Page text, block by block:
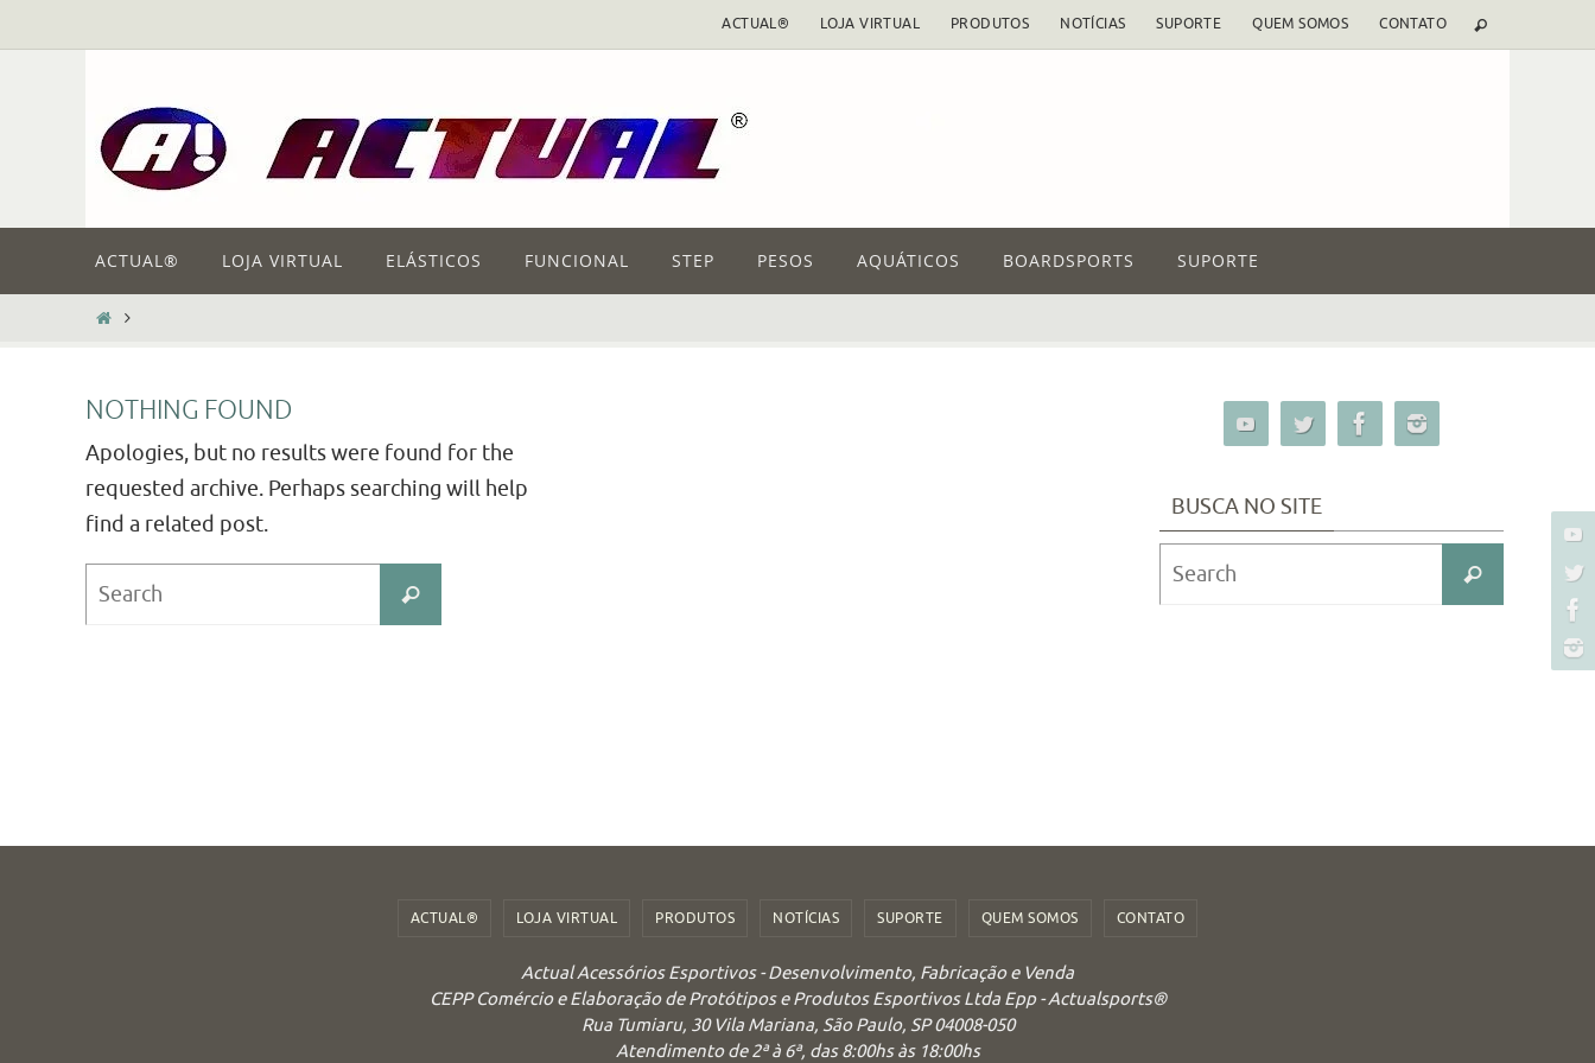
to
ACTUAL® LOJA VIRTUAL PRODUTOS NOTÍCIAS SUPORTE QUEM SOMOS CONTATO
content
ACTUAL® LOJA VIRTUAL ELÁSTICOS FUNCIONAL STEP PESOS AQUÁTICOS BOARDSPORTS SUPORTE
HOME
NOTHING FOUND
Apologies, but no results were found for the
requested archive. Perhaps searching will help
find a related post.
Search
BUSCA NO SITE
Search
Search
ACTUAL® LOJA VIRTUAL PRODUTOS NOTÍCIAS SUPORTE QUEM SOMOS CONTATO
Actual Acessórios Esportivos - Desenvolvimento, Fabricação e Venda
CEPP Comércio e Elaboração de Protótipos e Produtos Esportivos Ltda Epp - Actualsports®
Rua Tumiaru, 30 Vila Mariana, São Paulo, SP 04008-050
Atendimento de 2ª à 6ª, das 8:00hs às 18:00hs